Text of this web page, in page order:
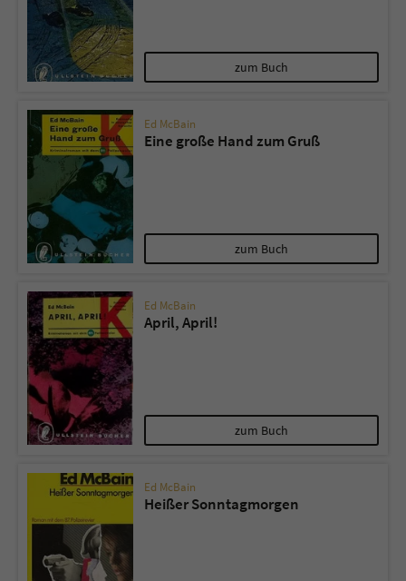
zum Buch
Ed McBain
Eine große Hand zum Gruß
zum Buch
Ed McBain
April, April!
zum Buch
Ed McBain
Heißer Sonntagmorgen